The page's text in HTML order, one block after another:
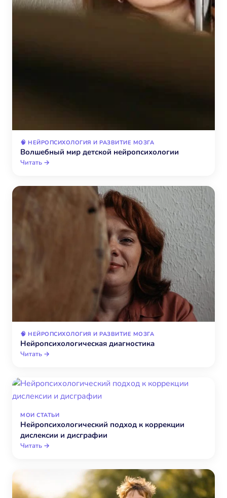
🧠 НЕЙРОПСИХОЛОГИЯ И РАЗВИТИЕ МОЗГА
Волшебный мир детской нейропсихологии
Читать →
🧠 НЕЙРОПСИХОЛОГИЯ И РАЗВИТИЕ МОЗГА
Нейропсихологическая диагностика
Читать →
МОИ СТАТЬИ
Нейропсихологический подход к коррекции
дислексии и дисграфии
Читать →